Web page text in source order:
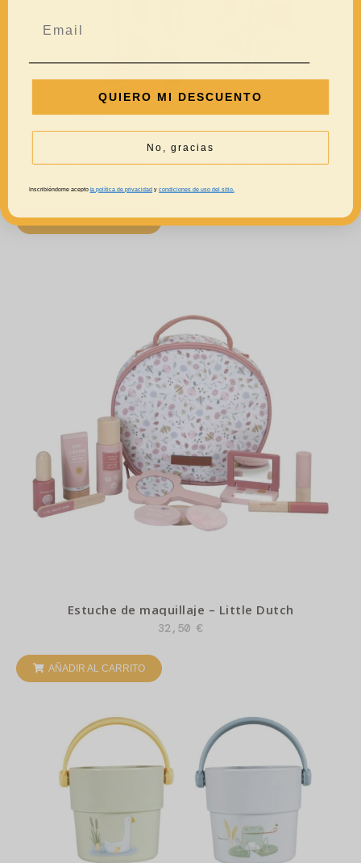
Cubo de actividades – Forest friends – Little Dutch
AÑADIR AL CARRITO
Estuche de maquillaje – Little Dutch
32,50 €
AÑADIR AL CARRITO
QUIERO MI DESCUENTO
No, gracias
Inscribiéndome acepto la política de privacidad ycondiciones de uso del sitio.